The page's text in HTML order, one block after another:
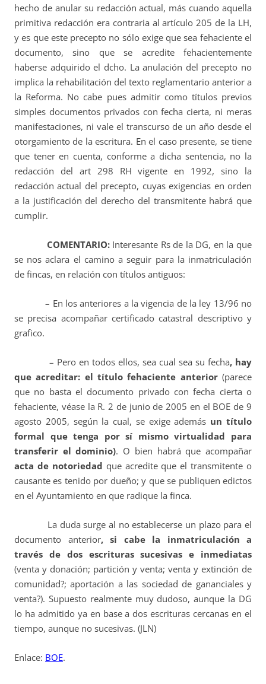
hecho de anular su redacción actual, más cuando aquella
primitiva redacción era contraria al artículo 205 de la LH,
y es que este precepto no sólo exige que sea fehaciente el
documento, sino que se acredite fehacientemente
haberse adquirido el dcho. La anulación del precepto no
implica la rehabilitación del texto reglamentario anterior a
la Reforma. No cabe pues admitir como títulos previos
simples documentos privados con fecha cierta, ni meras
manifestaciones, ni vale el transcurso de un año desde el
otorgamiento de la escritura. En el caso presente, se tiene
que tener en cuenta, conforme a dicha sentencia, no la
redacción del art 298 RH vigente en 1992, sino la
redacción actual del precepto, cuyas exigencias en orden
a la justificación del derecho del transmitente habrá que
cumplir.
COMENTARIO:Interesante Rs de la DG, en la que
se nos aclara el camino a seguir para la inmatriculación
de fincas, en relación con títulos antiguos:
– En los anteriores a la vigencia de la ley 13/96 no
se precisa acompañar certificado catastral descriptivo y
grafico.
– Pero en todos ellos, sea cual sea su fecha, hay
que acreditar: el título fehaciente anterior(parece
que no basta el documento privado con fecha cierta o
fehaciente, véase la R. 2 de junio de 2005 en el BOE de 9
agosto 2005, según la cual, se exige además un título
formal que tenga por sí mismo virtualidad para
transferir el dominio). O bien habrá que acompañar
acta de notoriedad que acredite que el transmitente o
causante es tenido por dueño; y que se publiquen edictos
en el Ayuntamiento en que radique la finca.
La dudasurge al no establecerse un plazo para el
documento anterior, si cabe la inmatriculación a
través de dos escrituras sucesivas e inmediatas
(venta y donación; partición y venta; venta y extinción de
comunidad?; aportación a las sociedad de gananciales y
venta?). Supuesto realmente muy dudoso, aunque la DG
lo ha admitido ya en base a dos escrituras cercanas en el
tiempo, aunque no sucesivas. (JLN)
Enlace: BOE.